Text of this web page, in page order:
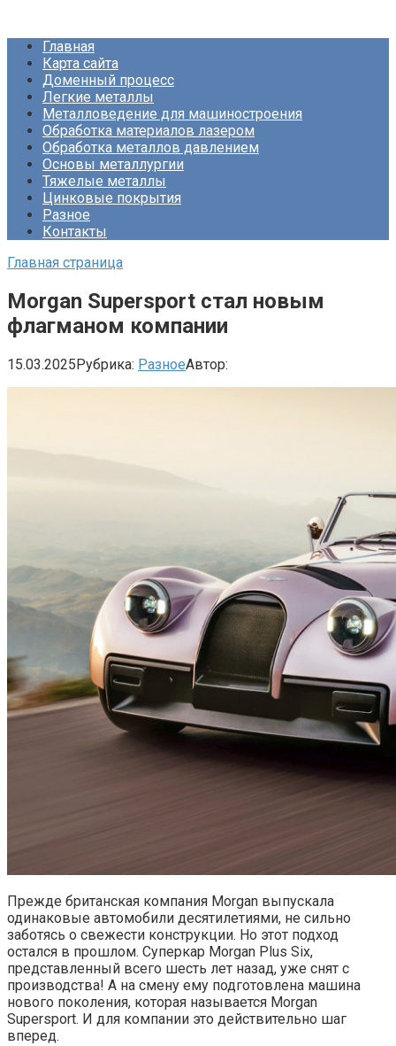
контентуГлавная
Карта сайта
Доменный процесс
Легкие металлы
Металловедение для машиностроения
Обработка материалов лазером
Обработка металлов давлением
Основы металлургии
Тяжелые металлы
Цинковые покрытия
Разное
Контакты
Главная страница
Morgan Supersport стал новым
флагманом компании
15.03.2025Рубрика: РазноеАвтор:
Прежде британская компания Morgan выпускала
одинаковые автомобили десятилетиями, не сильно
заботясь о свежести конструкции. Но этот подход
остался в прошлом. Суперкар Morgan Plus Six,
представленный всего шесть лет назад, уже снят с
производства! А на смену ему подготовлена машина
нового поколения, которая называется Morgan
Supersport. И для компании это действительно шаг
вперед.